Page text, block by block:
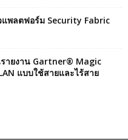
พลตฟอร์ม Security Fabric
ายงาน Gartner® Magic
แบบใช้สายและไร้สาย